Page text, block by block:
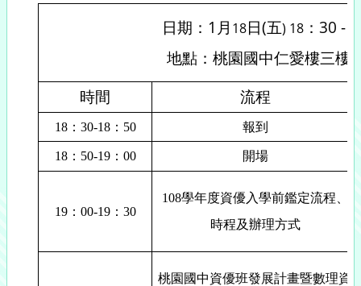
日期： 1 月 18日(五) 18 ：30 -
地點： 桃園國中仁愛樓三樓
時間 流程
18： 30-18： 50 報到
18： 50-19： 00 開場
19： 00-19： 30
108學年度資優入學前鑑定流程、
時程及辦理方式
桃園國中資優班發展計畫暨數理資